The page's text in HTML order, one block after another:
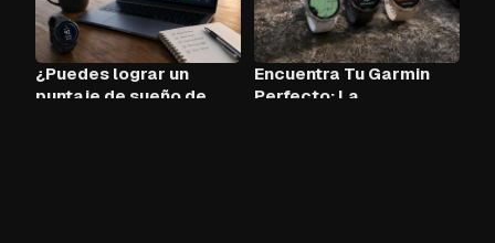
¿Puedes lograr un
puntaje de sueño de
Encuentra Tu Garmin
Perfecto: La